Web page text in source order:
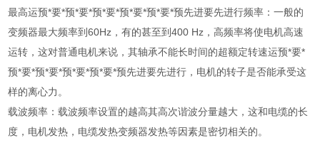
最高运预*要*预*要*预*要*预*要*预*要*预先进要先进行频率：一般的
变频器最大频率到60Hz，有的甚至到400 Hz，高频率将使电机高速
运转，这对普通电机来说，其轴承不能长时间的超额定转速运预*要*
预*要*预*要*预*要*预*要*预先进要先进行，电机的转子是否能承受这
样的离心力。
载波频率：载波频率设置的越高其高次谐波分量越大，这和电缆的长
度，电机发热，电缆发热变频器发热等因素是密切相关的。